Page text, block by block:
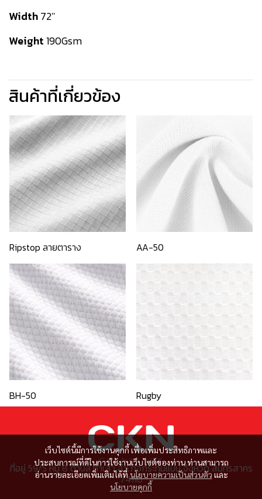
Width72''
Weight190Gsm
สินค้าที่เกี่ยวข้อง
Ripstop ลายตาราง AA-50
BH-50 Rugby
เว็บไซต์นี้มีการใช้งานคุกกี้ เพื่อเพิ่มประสิทธิภาพและ
ประสบการณ์ที่ดีในการใช้งานเว็บไซต์ของท่าน ท่านสามารถ
อ่านรายละเอียดเพิ่มเติมได้ที่นโยบายความเป็นส่วนตัวและ
นโยบายคุกกี้
ที่อยู่ 59/5 หมู่ 8 ตำบล ท่าเสา อำเภอกระทุ่มแบน จังหวัด สมุทรสาคร
74110